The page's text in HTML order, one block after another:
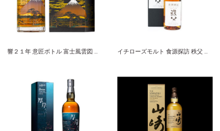
響２１年 意匠ボトル 富士風雲図 サントリー イチローズモルト 食源探訪 秩父 ２０１８S シングルモルト